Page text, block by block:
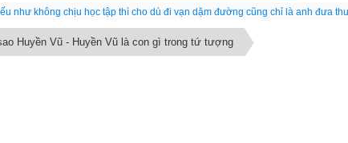
như không chịu học tập thì cho dù đi vạn dặm đường cũng chỉ là anh đưa
Huyền Vũ - Huyền Vũ là con gì trong tứ tượng